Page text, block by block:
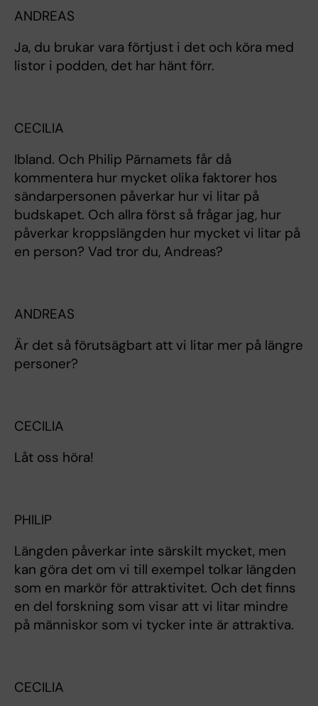
ANDREAS
Ja, du brukar vara förtjust i det och köra med
listor i podden, det har hänt förr.
CECILIA
Ibland. Och Philip Pärnamets får då
kommentera hur mycket olika faktorer hos
sändarpersonen påverkar hur vi litar på
budskapet. Och allra först så frågar jag, hur
påverkar kroppslängden hur mycket vi litar på
en person? Vad tror du, Andreas?
ANDREAS
Är det så förutsägbart att vi litar mer på längre
personer?
CECILIA
Låt oss höra!
PHILIP
Längden påverkar inte särskilt mycket, men
kan göra det om vi till exempel tolkar längden
som en markör för attraktivitet. Och det finns
en del forskning som visar att vi litar mindre
på människor som vi tycker inte är attraktiva.
CECILIA